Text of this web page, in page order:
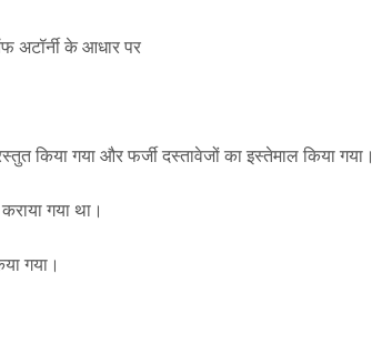
अटॉर्नी के आधार पर
किया गया और फर्जी दस्तावेजों का इस्तेमाल किया गया।
गया था।
गया।